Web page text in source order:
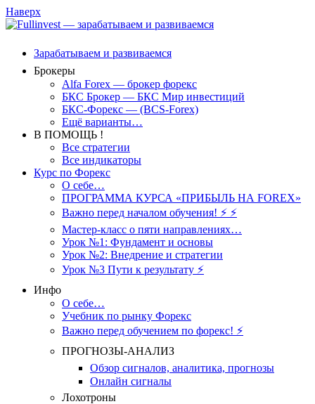
Наверх
Зарабатываем и развиваемся
Брокеры
Alfa Forex — брокер форекс
БКС Брокер — БКС Мир инвестиций
БКС-Форекс — (BCS-Forex)
Ещё варианты…
В ПОМОЩЬ !
Все стратегии
Все индикаторы
Курс по Форекс
О себе…
ПРОГРАММА КУРСА «ПРИБЫЛЬ НА FOREX»
Важно перед началом обучения! ⚡ ⚡
Мастер-класс о пяти направлениях…
Урок №1: Фундамент и основы
Урок №2: Внедрение и стратегии
Урок №3 Пути к результату ⚡️
Инфо
О себе…
Учебник по рынку Форекс
Важно перед обучением по форекс! ⚡
ПРОГНОЗЫ-АНАЛИЗ
Обзор сигналов, аналитика, прогнозы
Онлайн сигналы
Лохотроны